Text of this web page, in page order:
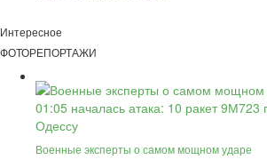
Интересное
ФОТОРЕПОРТАЖИ
Военные эксперты о самом мощном ударе